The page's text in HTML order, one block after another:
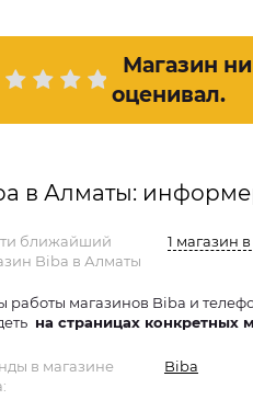
Магазин
оценивал.
в Алматы:
ближайший
Biba в Алматы
1 магазин
работы магазинов Biba и
на страницах конкретных
в магазине
Biba